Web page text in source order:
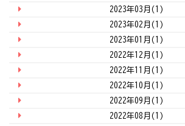
2023年03月(1)
2023年02月(1)
2023年01月(1)
2022年12月(1)
2022年11月(1)
2022年10月(1)
2022年09月(1)
2022年08月(1)